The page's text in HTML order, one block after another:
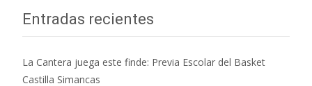
Entradas recientes
La Cantera juega este finde: Previa Escolar del Basket
Castilla Simancas